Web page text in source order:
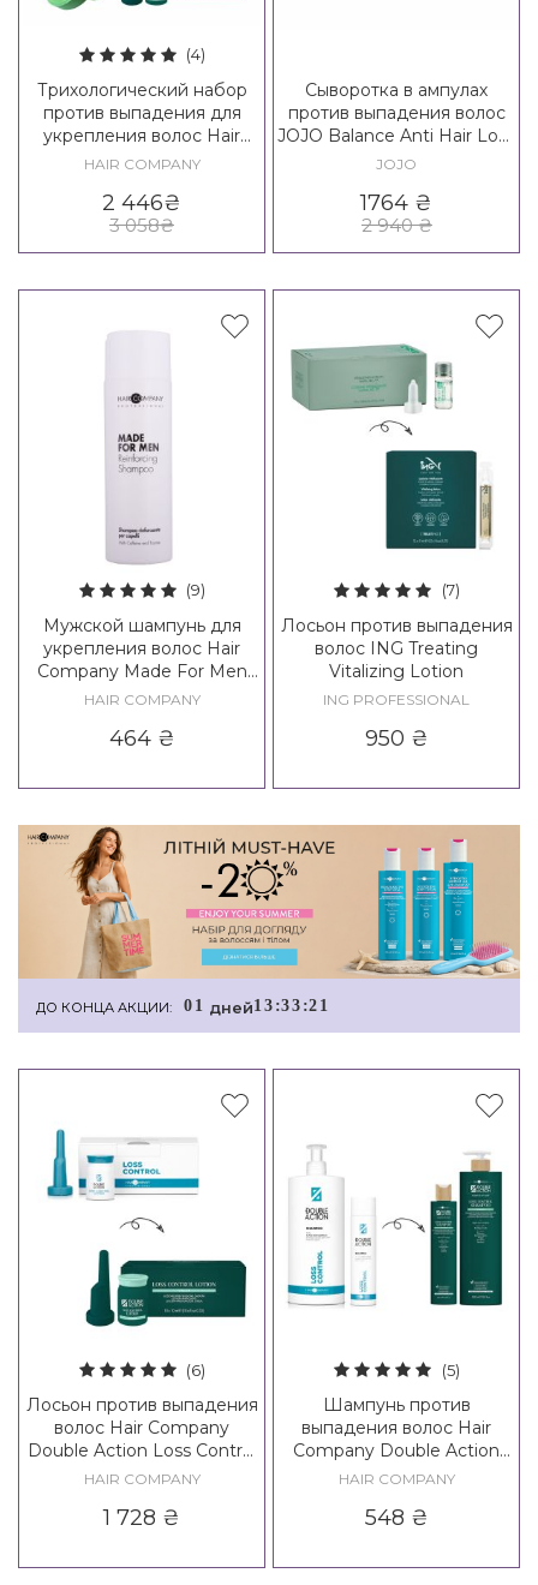
(4)
Трихологический набор
против выпадения для
укрепления волос Hair
Company Double Action
HAIR COMPANY
2 446₴
3 058₴
Сыворотка в ампулах
против выпадения волос
JOJO Balance Anti Hair Loss
Vials
JOJO
1764 ₴
2 940₴
(9)
Мужской шампунь для
укрепления волос Hair
Company Made For Men
Reinforcing Shampoo
HAIR COMPANY
464₴
(7)
Лосьон против выпадения
волос ING Treating
Vitalizing Lotion
ING PROFESSIONAL
950 ₴
ДО КОНЦА АКЦИИ: 0 1 дней13 :33 :2 0
(6)
Лосьон против выпадения
волос Hair Company
Double Action Loss Control
Lotion
HAIR COMPANY
1 728 ₴
(5)
Шампунь против
выпадения волос Hair
Company Double Action
Vitalize Loss Control
HAIR COMPANY
548 ₴